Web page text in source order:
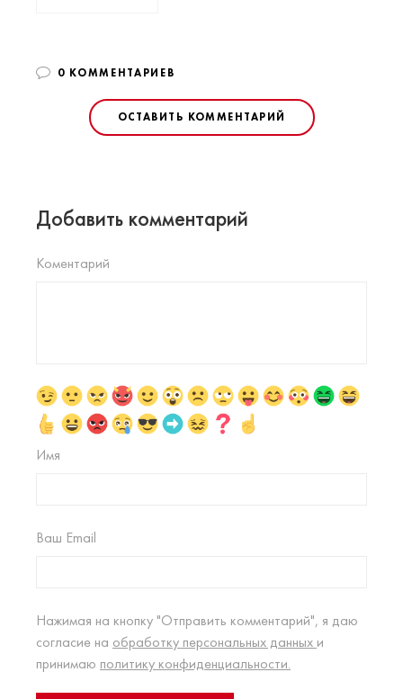
0 КОММЕНТАРИЕВ
ОСТАВИТЬ КОММЕНТАРИЙ
Добавить комментарий
Коментарий
Имя
Ваш Email
Нажимая на кнопку "Отправить комментарий", я даю
согласие на обработку персональных данных и
принимаю политику конфиденциальности.